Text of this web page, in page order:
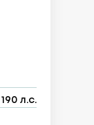
190 л.с.